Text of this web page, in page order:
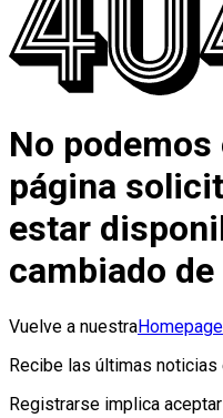
No
página
estar
cambiado de
Vuelve a nuestraHomepage
Recibe las últimas
Registrarse implica